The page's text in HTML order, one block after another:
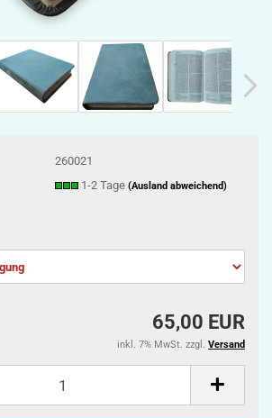
260021
1-2 Tage (Ausland abweichend)
65,00 EUR
inkl. 7% MwSt. zzgl. Versand